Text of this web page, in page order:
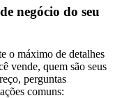
negócio do seu
o máximo de detalhes
vende, quem são seus
perguntas
comuns: